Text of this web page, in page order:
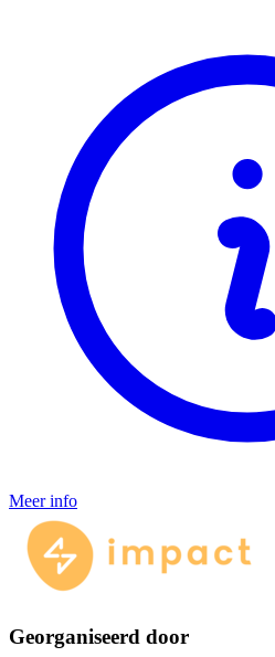
Meer info
Georganiseerd door